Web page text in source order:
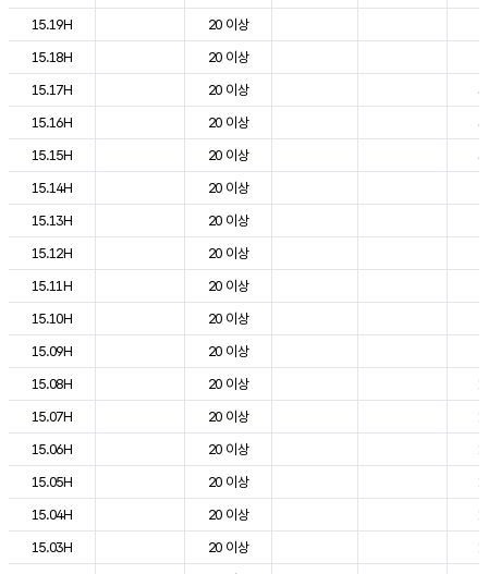
15.19H
20 이상
15.18H
20 이상
15.17H
20 이상
15.16H
20 이상
15.15H
20 이상
15.14H
20 이상
15.13H
20 이상
15.12H
20 이상
15.11H
20 이상
15.10H
20 이상
15.09H
20 이상
15.08H
20 이상
15.07H
20 이상
15.06H
20 이상
15.05H
20 이상
15.04H
20 이상
15.03H
20 이상